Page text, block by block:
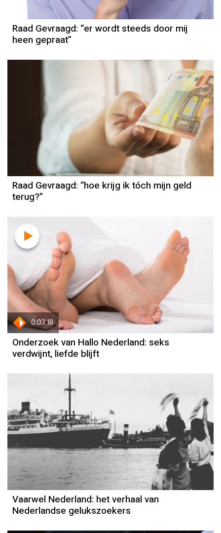
Raad Gevraagd: “er wordt steeds door mij
heen gepraat”
Raad Gevraagd: “hoe krijg ik tóch mijn geld
terug?”
0:03:18
Onderzoek van Hallo Nederland: seks
verdwijnt, liefde blijft
Vaarwel Nederland: het verhaal van
Nederlandse gelukszoekers